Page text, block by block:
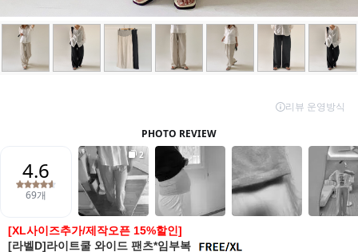
[XL사이즈추가/제작오픈 15%할인]
[라벨D]라이트쿨 와이드 팬츠*임부복